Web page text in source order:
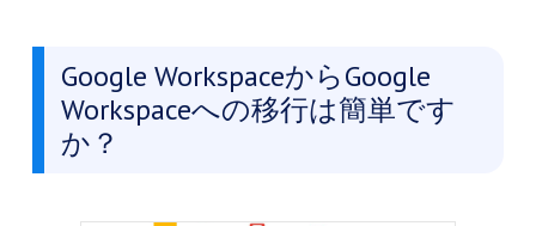
Google WorkspaceからGoogle
Workspaceへの移行は簡単です
か？